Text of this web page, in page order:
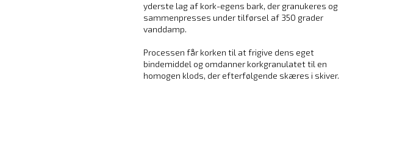
yderste lag af kork-egens bark, der granukeres og
sammenpresses under tilførsel af 350 grader
vanddamp.
Processen får korken til at frigive dens eget
bindemiddel og omdanner korkgranulatet til en
homogen klods, der efterfølgende skæres i skiver.